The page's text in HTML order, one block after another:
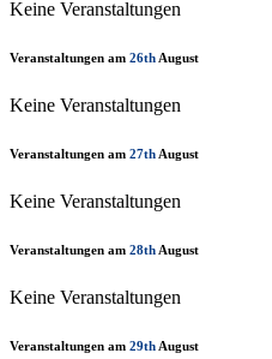
Keine Veranstaltungen
Veranstaltungen am 26th August
Keine Veranstaltungen
Veranstaltungen am 27th August
Keine Veranstaltungen
Veranstaltungen am 28th August
Keine Veranstaltungen
Veranstaltungen am 29th August